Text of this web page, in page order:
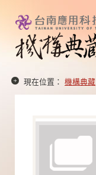
現在位置： 機構典藏